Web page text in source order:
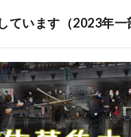
ています（2023年一